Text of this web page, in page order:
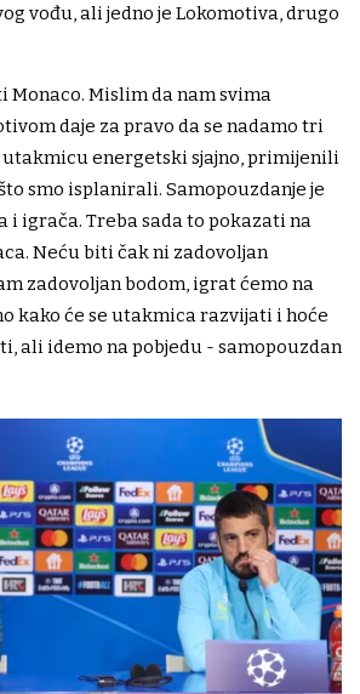
vođu, ali jedno je Lokomotiva, drugo
Monaco. Mislim da nam svima
daje za pravo da se nadamo tri
utakmicu energetski sjajno, primijenili
smo isplanirali. Samopouzdanje je
i igrača. Treba sada to pokazati na
Neću biti čak ni zadovoljan
zadovoljan bodom, igrat ćemo na
kako će se utakmica razvijati i hoće
ali idemo na pobjedu - samopouzdan